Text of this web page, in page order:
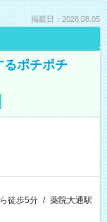
掲載日：2026.08.05
るポチポチ
徒歩5分 / 薬院大通駅